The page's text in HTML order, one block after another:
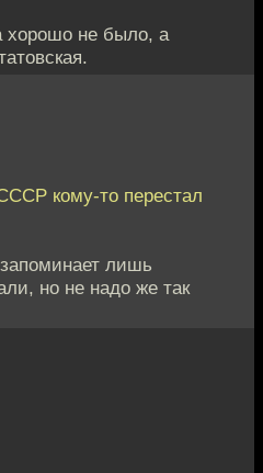
хорошо не было, а
кому-то перестал
лишь
но не надо же так